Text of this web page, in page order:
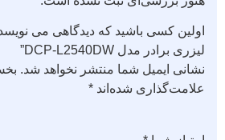
اولین کسی باشید که دیدگاهی می نویسد
لیزری برادر مدل DCP-L2540DW”
نشانی ایمیل شما منتشر نخواهد شد.
علامت‌گذاری شده‌اند *